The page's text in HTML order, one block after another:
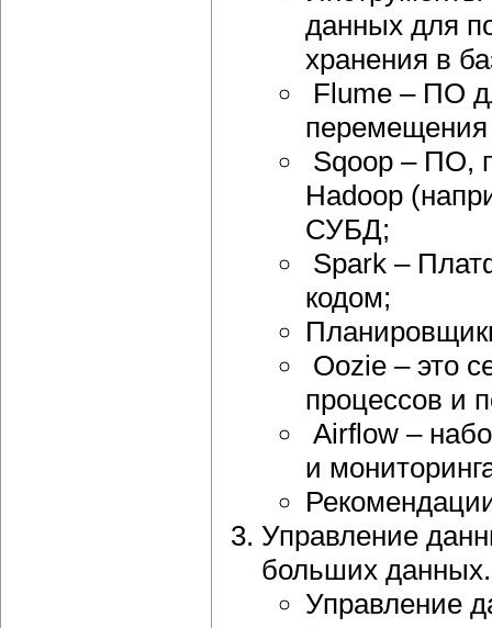
данных для
хранения в
Flume – ПО
Sqoop – ПО,
Hadoop
СУБД;
Spark –
кодом;
Oozie – это
процессов и
Airflow –
и
Управление
больших данных.
Управление